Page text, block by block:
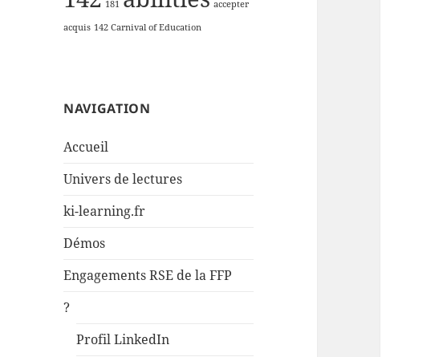
181 accepter
acquis 142 Carnival of Education
NAVIGATION
Accueil
Univers de lectures
ki-learning.fr
Démos
Engagements RSE de la FFP
?
Profil LinkedIn